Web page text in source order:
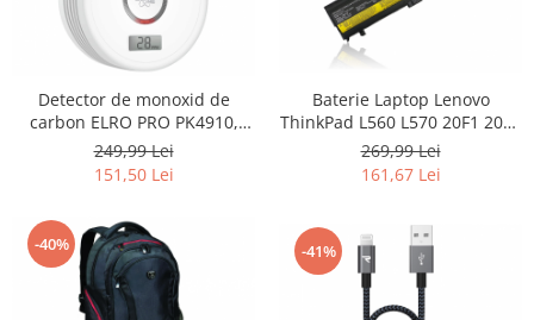
Telescoape & Optica
Televizoare & accesorii
Ambalaje cadouri
Curatenie si intretinere
Detector de monoxid de
carbon ELRO PRO PK4910,
standard european EN50291,
alb - RESIGILAT
249,99 Lei
151,50 Lei
Baterie Laptop Lenovo
ThinkPad L560 L570 20F1 20F2
20J8 20J9 20JR 20JQ 4500mAh -
RESIGILAT
269,99 Lei
161,67 Lei
-40% -41%